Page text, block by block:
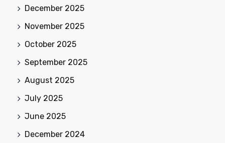
December 2025
November 2025
October 2025
September 2025
August 2025
July 2025
June 2025
December 2024